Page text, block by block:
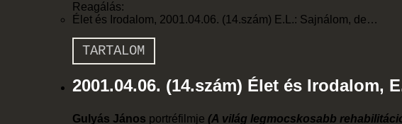
Reagálás:
Élet és Irodalom, 2001.04.06. (14.szám) E.L.: Sajnálom, de…
TARTALOM
2001.04.06. (14.szám) Élet és Irodalom,
Gulyás János portréfilmje (A világ legmocskosabb